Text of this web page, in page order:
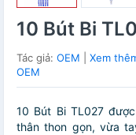
10 Bút Bi
Tác giả: OEM
Xem
OEM
10 Bút Bi TL027
thân thon gọn, vừa